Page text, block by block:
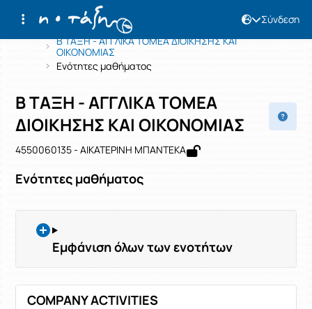
Σύνδεση
Αρχική Σελίδα
Β ΤΑΞΗ - ΑΓΓΛΙΚΑ ΤΟΜΕΑ ΔΙΟΙΚΗΣΗΣ ΚΑΙ
ΟΙΚΟΝΟΜΙΑΣ
Ενότητες μαθήματος
Μάθημα : Β ΤΑΞΗ - ΑΓΓΛΙΚΑ ΤΟΜΕΑ
Κωδικός : 4550060135
Β ΤΑΞΗ - ΑΓΓΛΙΚΑ ΤΟΜΕΑ
ΔΙΟΙΚΗΣΗΣ ΚΑΙ ΟΙΚΟΝΟΜΙΑΣ
4550060135 - ΑΙΚΑΤΕΡΙΝΗ ΜΠΑΝΤΕΚΑ
Ενότητες μαθήματος
Εμφάνιση όλων των ενοτήτων
COMPANY ACTIVITIES